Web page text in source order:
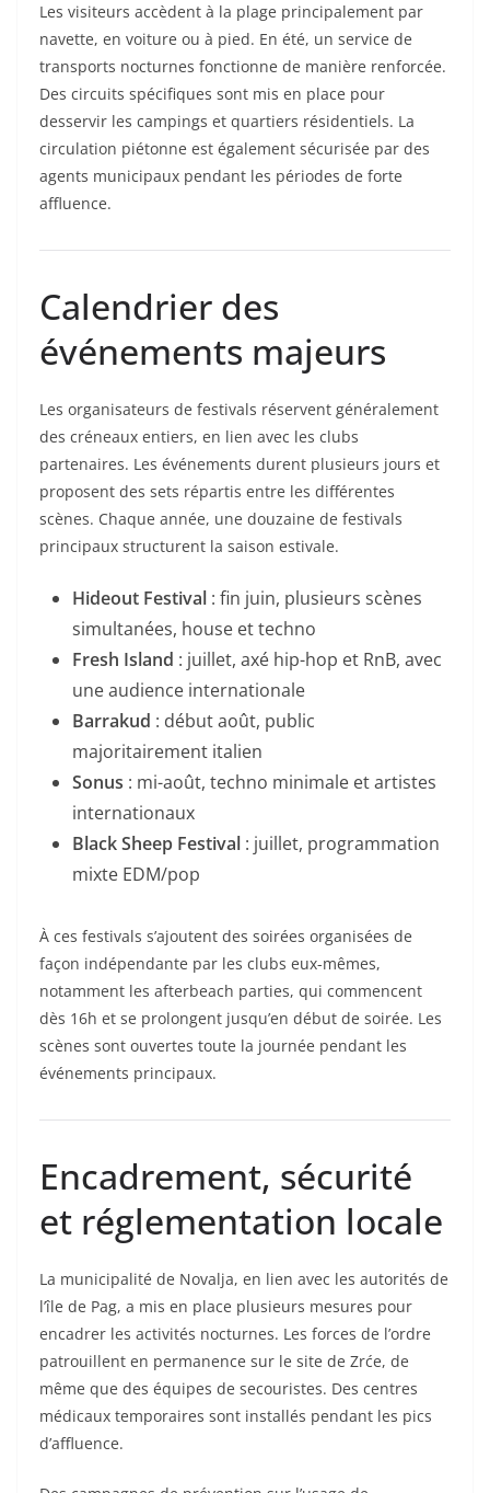
Les visiteurs accèdent à la plage principalement par
navette, en voiture ou à pied. En été, un service de
transports nocturnes fonctionne de manière renforcée.
Des circuits spécifiques sont mis en place pour
desservir les campings et quartiers résidentiels. La
circulation piétonne est également sécurisée par des
agents municipaux pendant les périodes de forte
affluence.
Calendrier des
événements majeurs
Les organisateurs de festivals réservent généralement
des créneaux entiers, en lien avec les clubs
partenaires. Les événements durent plusieurs jours et
proposent des sets répartis entre les différentes
scènes. Chaque année, une douzaine de festivals
principaux structurent la saison estivale.
Hideout Festival : fin juin, plusieurs scènes
simultanées, house et techno
Fresh Island : juillet, axé hip-hop et RnB, avec
une audience internationale
Barrakud : début août, public
majoritairement italien
Sonus : mi-août, techno minimale et artistes
internationaux
Black Sheep Festival : juillet, programmation
mixte EDM/pop
À ces festivals s’ajoutent des soirées organisées de
façon indépendante par les clubs eux-mêmes,
notamment les afterbeach parties, qui commencent
dès 16h et se prolongent jusqu’en début de soirée. Les
scènes sont ouvertes toute la journée pendant les
événements principaux.
Encadrement, sécurité
et réglementation locale
La municipalité de Novalja, en lien avec les autorités de
l’île de Pag, a mis en place plusieurs mesures pour
encadrer les activités nocturnes. Les forces de l’ordre
patrouillent en permanence sur le site de Zrće, de
même que des équipes de secouristes. Des centres
médicaux temporaires sont installés pendant les pics
d’affluence.